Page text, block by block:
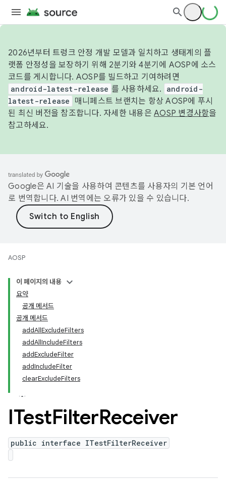
2026년부터 트렁크 안정 개발 모델과 일치하고 생태계의 플
랫폼 안정성을 보장하기 위해 2분기와 4분기에 AOSP에 소스
코드를 게시합니다. AOSP를 빌드하고 기여하려면
android-latest-release 를 사용하세요.
android-
latest-release
매니페스트 브랜치는 항상 AOSP에 푸시
된 최신 버전을 참조합니다. 자세한 내용은 AOSP 변경사항을
참고하세요.
Google은 AI 기술을 사용하여 콘텐츠를 사용자의 기본 언어
로 번역합니다. AI 번역에는 오류가 있을 수 있습니다.
AOSP
이 페이지의 내용
요약
공개 메서드
공개 메서드
addAllExcludeFilters
addAllIncludeFilters
addExcludeFilter
addIncludeFilter
clearExcludeFilters
ITestFilterReceiver
public interface ITestFilterReceiver